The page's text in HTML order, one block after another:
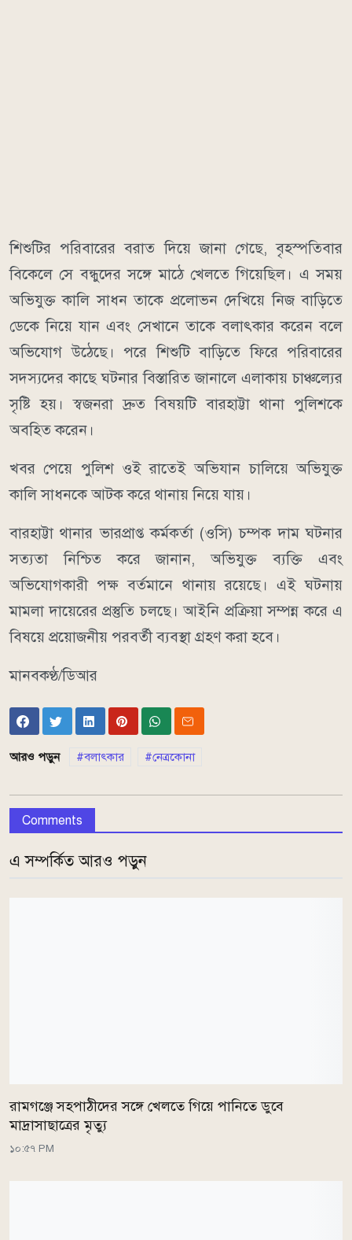
শিশুটির পরিবারের বরাত দিয়ে জানা গেছে, বৃহস্পতিবার
বিকেলে সে বন্ধুদের সঙ্গে মাঠে খেলতে গিয়েছিল। এ সময়
অভিযুক্ত কালি সাধন তাকে প্রলোভন দেখিয়ে নিজ বাড়িতে
ডেকে নিয়ে যান এবং সেখানে তাকে বলাৎকার করেন বলে
অভিযোগ উঠেছে। পরে শিশুটি বাড়িতে ফিরে পরিবারের
সদস্যদের কাছে ঘটনার বিস্তারিত জানালে এলাকায় চাঞ্চল্যের
সৃষ্টি হয়। স্বজনরা দ্রুত বিষয়টি বারহাট্টা থানা পুলিশকে
অবহিত করেন।
খবর পেয়ে পুলিশ ওই রাতেই অভিযান চালিয়ে অভিযুক্ত
কালি সাধনকে আটক করে থানায় নিয়ে যায়।
বারহাট্টা থানার ভারপ্রাপ্ত কর্মকর্তা (ওসি) চম্পক দাম ঘটনার
সত্যতা নিশ্চিত করে জানান, অভিযুক্ত ব্যক্তি এবং
অভিযোগকারী পক্ষ বর্তমানে থানায় রয়েছে। এই ঘটনায়
মামলা দায়েরের প্রস্তুতি চলছে। আইনি প্রক্রিয়া সম্পন্ন করে এ
বিষয়ে প্রয়োজনীয় পরবর্তী ব্যবস্থা গ্রহণ করা হবে।
মানবকণ্ঠ/ডিআর
আরও পড়ুন বলাৎকার নেত্রকোনা
Comments
এ সম্পর্কিত আরও পড়ুন
রামগঞ্জে সহপাঠীদের সঙ্গে খেলতে গিয়ে পানিতে ডুবে
মাদ্রাসাছাত্রের মৃত্যু
১০:৫৭ PM